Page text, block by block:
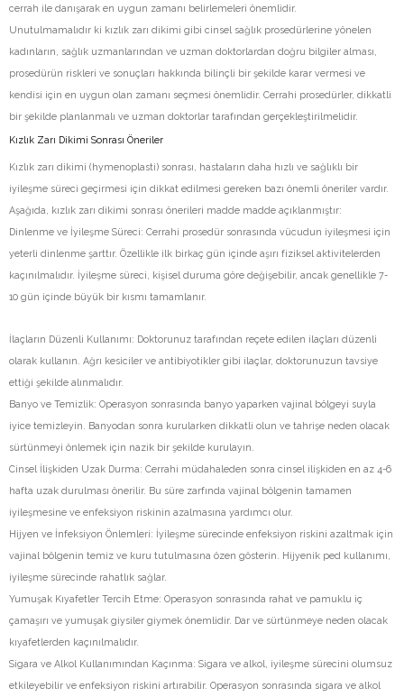
cerrah ile danışarak en uygun zamanı belirlemeleri önemlidir.
Unutulmamalıdır ki kızlık zarı dikimi gibi cinsel sağlık prosedürlerine yönelen
kadınların, sağlık uzmanlarından ve uzman doktorlardan doğru bilgiler alması,
prosedürün riskleri ve sonuçları hakkında bilinçli bir şekilde karar vermesi ve
kendisi için en uygun olan zamanı seçmesi önemlidir. Cerrahi prosedürler, dikkatli
bir şekilde planlanmalı ve uzman doktorlar tarafından gerçekleştirilmelidir.
Kızlık Zarı Dikimi Sonrası Öneriler
Kızlık zarı dikimi (hymenoplasti) sonrası, hastaların daha hızlı ve sağlıklı bir
iyileşme süreci geçirmesi için dikkat edilmesi gereken bazı önemli öneriler vardır.
Aşağıda, kızlık zarı dikimi sonrası önerileri madde madde açıklanmıştır:
Dinlenme ve İyileşme Süreci: Cerrahi prosedür sonrasında vücudun iyileşmesi için
yeterli dinlenme şarttır. Özellikle ilk birkaç gün içinde aşırı fiziksel aktivitelerden
kaçınılmalıdır. İyileşme süreci, kişisel duruma göre değişebilir, ancak genellikle 7-
10 gün içinde büyük bir kısmı tamamlanır.
İlaçların Düzenli Kullanımı: Doktorunuz tarafından reçete edilen ilaçları düzenli
olarak kullanın. Ağrı kesiciler ve antibiyotikler gibi ilaçlar, doktorunuzun tavsiye
ettiği şekilde alınmalıdır.
Banyo ve Temizlik: Operasyon sonrasında banyo yaparken vajinal bölgeyi suyla
iyice temizleyin. Banyodan sonra kurularken dikkatli olun ve tahrişe neden olacak
sürtünmeyi önlemek için nazik bir şekilde kurulayın.
Cinsel İlişkiden Uzak Durma: Cerrahi müdahaleden sonra cinsel ilişkiden en az 4-6
hafta uzak durulması önerilir. Bu süre zarfında vajinal bölgenin tamamen
iyileşmesine ve enfeksiyon riskinin azalmasına yardımcı olur.
Hijyen ve İnfeksiyon Önlemleri: İyileşme sürecinde enfeksiyon riskini azaltmak için
vajinal bölgenin temiz ve kuru tutulmasına özen gösterin. Hijyenik ped kullanımı,
iyileşme sürecinde rahatlık sağlar.
Yumuşak Kıyafetler Tercih Etme: Operasyon sonrasında rahat ve pamuklu iç
çamaşırı ve yumuşak giysiler giymek önemlidir. Dar ve sürtünmeye neden olacak
kıyafetlerden kaçınılmalıdır.
Sigara ve Alkol Kullanımından Kaçınma: Sigara ve alkol, iyileşme sürecini olumsuz
etkileyebilir ve enfeksiyon riskini artırabilir. Operasyon sonrasında sigara ve alkol